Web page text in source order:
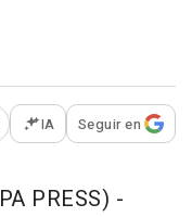
opciones para
IA Seguir en
PRESS) -